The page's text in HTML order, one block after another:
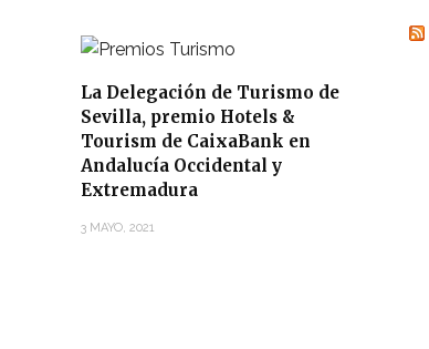
La Delegación de Turismo de
Sevilla, premio Hotels &
Tourism de CaixaBank en
Andalucía Occidental y
Extremadura
3 MAYO, 2021